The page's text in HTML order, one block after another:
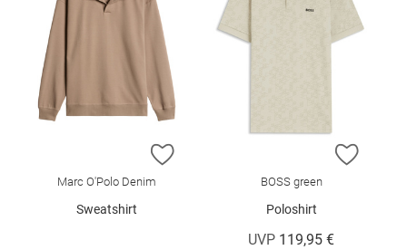
ZUR WUNSCHLISTE HINZUFÜGEN
Marc O'Polo Denim
Sweatshirt
ZUR
BOSS green
Poloshirt
UVP 119,95 €